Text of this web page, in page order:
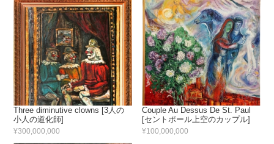
Three diminutive clowns [3人の
小人の道化師]
¥300,000,000
Couple Au Dessus De St. Paul
[セントポール上空のカップル]
¥100,000,000